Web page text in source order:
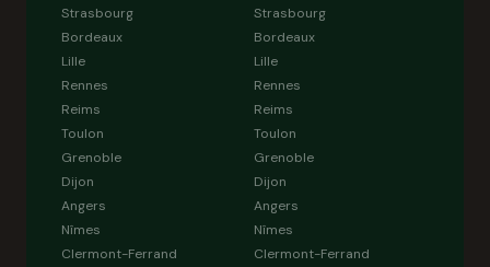
Strasbourg
Bordeaux
Lille
Rennes
Reims
Toulon
Grenoble
Dijon
Angers
Nîmes
Clermont-Ferrand
Strasbourg
Bordeaux
Lille
Rennes
Reims
Toulon
Grenoble
Dijon
Angers
Nîmes
Clermont-Ferrand